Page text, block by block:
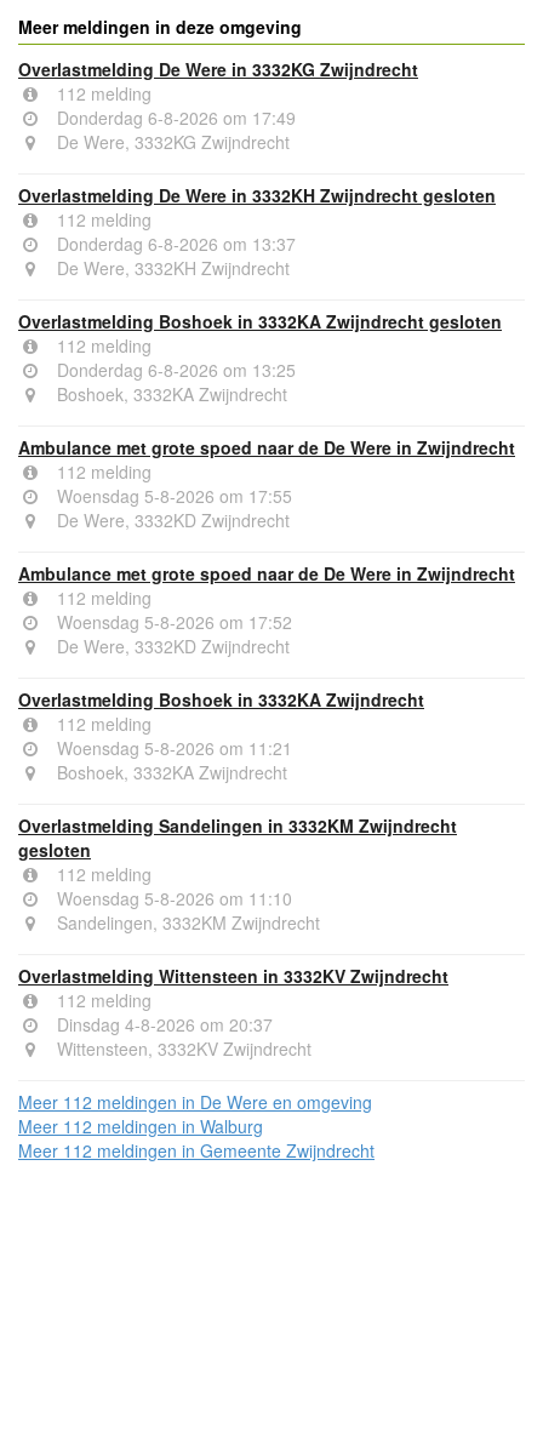
Meer meldingen in deze omgeving
Overlastmelding De Were in 3332KG Zwijndrecht
112 melding
Donderdag 6-8-2026 om 17:49
De Were, 3332KG Zwijndrecht
Overlastmelding De Were in 3332KH Zwijndrecht gesloten
112 melding
Donderdag 6-8-2026 om 13:37
De Were, 3332KH Zwijndrecht
Overlastmelding Boshoek in 3332KA Zwijndrecht gesloten
112 melding
Donderdag 6-8-2026 om 13:25
Boshoek, 3332KA Zwijndrecht
Ambulance met grote spoed naar de De Were in Zwijndrecht
112 melding
Woensdag 5-8-2026 om 17:55
De Were, 3332KD Zwijndrecht
Ambulance met grote spoed naar de De Were in Zwijndrecht
112 melding
Woensdag 5-8-2026 om 17:52
De Were, 3332KD Zwijndrecht
Overlastmelding Boshoek in 3332KA Zwijndrecht
112 melding
Woensdag 5-8-2026 om 11:21
Boshoek, 3332KA Zwijndrecht
Overlastmelding Sandelingen in 3332KM Zwijndrecht
gesloten
112 melding
Woensdag 5-8-2026 om 11:10
Sandelingen, 3332KM Zwijndrecht
Overlastmelding Wittensteen in 3332KV Zwijndrecht
112 melding
Dinsdag 4-8-2026 om 20:37
Wittensteen, 3332KV Zwijndrecht
Meer 112 meldingen in De Were en omgeving
Meer 112 meldingen in Walburg
Meer 112 meldingen in Gemeente Zwijndrecht